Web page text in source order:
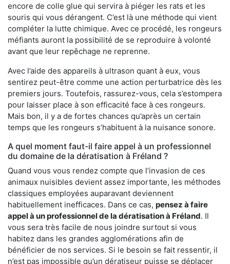
encore de colle glue qui servira à piéger les rats et les
souris qui vous dérangent. C’est là une méthode qui vient
compléter la lutte chimique. Avec ce procédé, les rongeurs
méfiants auront la possibilité de se reproduire à volonté
avant que leur repêchage ne reprenne.
Avec l’aide des appareils à ultrason quant à eux, vous
sentirez peut-être comme une action perturbatrice dès les
premiers jours. Toutefois, rassurez-vous, cela s’estompera
pour laisser place à son efficacité face à ces rongeurs.
Mais bon, il y a de fortes chances qu’après un certain
temps que les rongeurs s’habituent à la nuisance sonore.
A quel moment faut-il faire appel à un professionnel
du domaine de la dératisation à Fréland ?
Quand vous vous rendez compte que l’invasion de ces
animaux nuisibles devient assez importante, les méthodes
classiques employées auparavant deviennent
habituellement inefficaces. Dans ce cas, pensez à faire
appel à un professionnel de la dératisation à Fréland. Il
vous sera très facile de nous joindre surtout si vous
habitez dans les grandes agglomérations afin de
bénéficier de nos services. Si le besoin se fait ressentir, il
n’est pas impossible qu’un dératiseur puisse se déplacer